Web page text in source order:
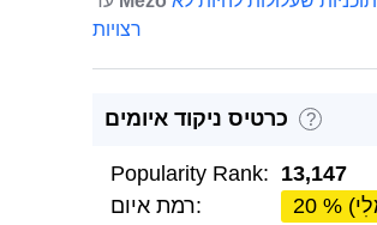
רצויות
כרטיס ניקוד איומים ?
Popularity Rank: 13,147
רמת איום: